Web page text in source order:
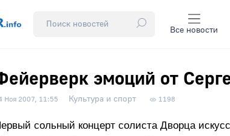
Все новости
эмоций от
Ноя 2007, 11:55 Культура и спорт 1198
сольный концерт солиста Дворца